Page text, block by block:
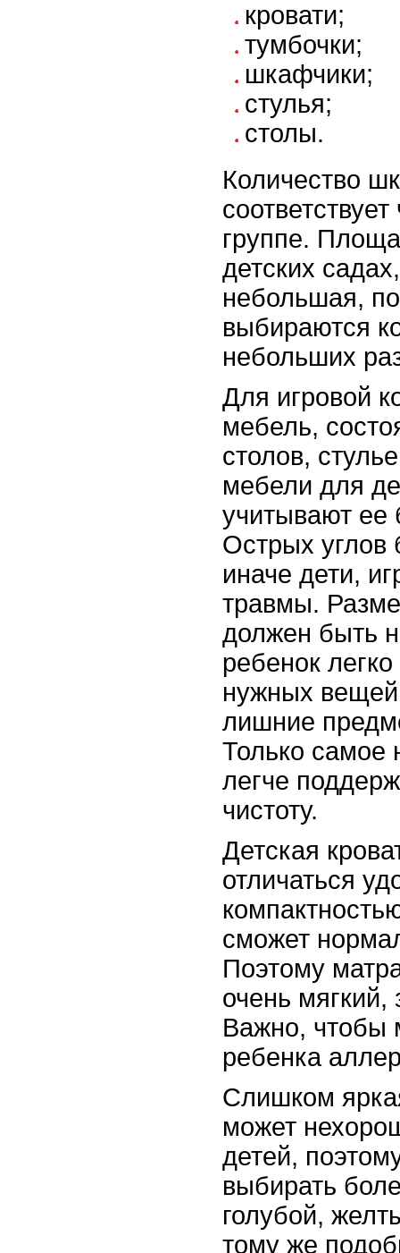
кровати;
тумбочки;
шкафчики;
стулья;
столы.
Количество
группе.
детских
небольшая,
выбираются
небольших
Для игровой
мебель,
столов,
мебели для
учитывают ее
Острых углов
иначе дети,
травмы.
должен быть
ребенок
нужных
лишние
Только самое
легче
чистоту.
Детская
отличаться
сможет
Поэтому
очень мягкий,
Важно, чтобы
ребенка
Слишком
может
детей,
выбирать
голубой,
тому же